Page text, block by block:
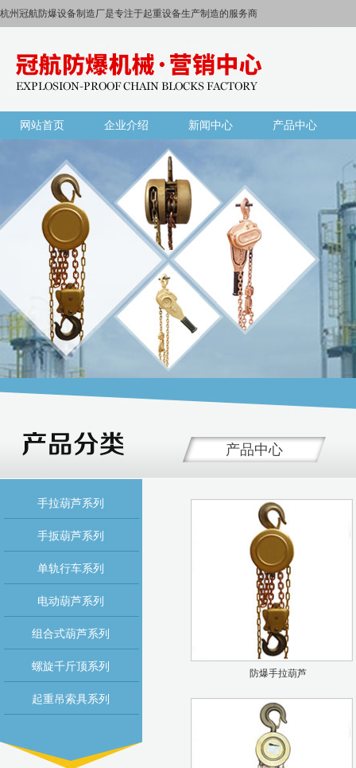
杭州冠航防爆设备制造厂是专注于起重设备生产制造的服务商
网站首页 企业介绍 新闻中心 产品中心
手拉葫芦系列
手扳葫芦系列
单轨行车系列
电动葫芦系列
组合式葫芦系列
螺旋千斤顶系列
起重吊索具系列
产品中心
防爆手拉葫芦